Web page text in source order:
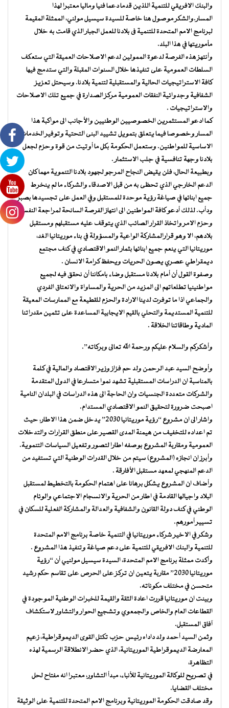
والبنك الافريقي للتنمية اللذين قدما دعما فنيا وماليا معتبرا لهذا
المسار.والشكر موصول هنا خاصة للسيدة سيسيل مولني، الممثلة المقيمة
لبرنامج الامم المتحدة للتنمية فى بلادنا للعمل الجبار الذي قامت به خلال
مأموريتها في هذا البلد.
وأنتهز هذه الفرصة لدعوة الممولين لدعم الاصلاحات العميقة التي ستعكف
السلطات العمومية على تنفيذها خلال السنوات المقبلة والتي ستدمج فيها
كافة الاستراتيجيات الحالية والمستقبلية لتنمية بلادنا. وسيحتل تعزيز
الشفافية وجدوائية النفقات العمومية مركز الصدارة في جميع تلك الاصلاحات
والاستراتيجيات .
كما ادعو المستثمرين الخصوصيين الوطنيين والأجانب الى مواكبة هذا
المسار وخصوصا فيما يتعلق بتمويل تشييد البنى التحتية وتوفير الخدمات
الاساسية للمواطنين. وستعمل الحكومة بكل ما أوتيت من قوة وحزم لجعل
بلادنا وجهة تنافسية في جلب الاستثمار .
وبطبيعة الحال، فلن يقيض النجاح المرجو لجهود بلادنا التنموية مهما كان
الدعم الخارجي الذي تحظى به من قبل الاصدقاء والشركاء ما لم ينخرط
جميع ابنائها في صياغة رؤية موحدة للمستقبل وفي العمل على تجسيدها بصبر
ودأب. لذلك أدعو كافة المواطنين الى انتهاز الفرصة السانحة لمراجعة النفس
وحزم الامر واتخاذ القرار الصائب الذي يتوقف عليه مستقبلهم ومستقبل
بلادهم، الا وهو قرارالمشاركة الواعية والمسؤولة في بناء موريتانيا الغد،
موريتانيا التي ينعم جميع ابنائها بثمار النمو الاقتصادي في كنف مجتمع
ديمقراطي عصري يصون الحريات ويحفظ كرامة الانسان .
وصفوة القول أن أمام بلادنا مستقبل وضاء بامكاننا أن نحقق فيه لجميع
مواطنينيا تطلعاتهم الى المزيد من الحرية والمساواة والانعتاق الفردي
والجماعي اذا ما توفرت لدينا الارادة والحزم للقطيعة مع الممارسات المعيقة
للتنمية المستديمة والتحلي بالقيم الايجابية المساعدة على تثمين مقدراتنا
المادية وطاقاتنا الخلاقة .
وأشكركم والسلام عليكم ورحمة الله تعالى وبركاته”.
وأوضح السيد عبد الرحمن ولد حم فزاز وزير الاقتصاد والمالية في كلمة
بالمناسبة ان الدراسات المستقبلية تشهد نموا متسارعا في الدول المتقدمة
والشركات متعددة الجنسيات وان الحاجة الى هذه الدراسات في البلدان النامية
اصبحت ضرورة لتحقيق النمو الاقتصادي المستدام.
واشار الى ان مشروع “رؤية موريتانيا 2030” يدخل ضمن هذا الاطار، حيث
تم اعداده للتخفيف من هيمنة المدى القصير على منطق القرارات والتدخلات
العمومية ومقاربة المشروع بوصفه اطارا لتصور وتفعيل السياسات التنموية.
وأبرز ان انجازه (المشروع) سيتم من خلال القدرات الوطنية التي تستفيد من
الدعم المنهجي لمعهد مستقبل الأفارقة .
وأضاف ان المشروع يشكل برهانا على اهتمام الحكومة بالتخطيط لمستقبل
البلاد واجيالها القادمة في اطار من الحرية والانسجام الاجتماعي والوئام
الوطني في كنف دولة القانون والشفافية والعدالة والمشاركة الفعلية للسكان في
تسيير أمورهم.
وشكر في الاخير شركاء موريتانيا في التنمية خاصة برنامج الامم المتحدة
للتنمية والبنك الافريقي للتنمية على دعم صياغة وتنفيذ هذا المشروع .
وأكدت ممثلة برنامج الامم المتحدة، السيدة سيسيل مولنيي أن “رؤية
موريتانيا 2030” مقاربة يتعين ان تركز على الحرص على تقاسم حكم رشيد
متحسن في مختلف مكوناته.
وبينت ان موريتانيا قررت اعادة الثقة والقيمة للخبرات الوطنية الموجودة في
القطاعات العام والخاص والجمعوي وتشجيع الحوار والتشاور لاستكشاف
آفاق المستقبل.
وثمن السيد أحمد ولد داداه رئيس حزب تكتل القوى الديموقراطية، زعيم
المعارضة الديموقراطية الموريتانية، الذي حضر الانطلاقة الرسمية لهذه
التظاهرة،
في تصريح للوكالة الموريتانية للأنباء، مبدأ التشاور، معتبرا انه مفتاح لحل
مختلف القضايا.
وقد صادقت الحكومة الموريتانية وبرنامج الامم المتحدة للتنمية على الوثيقة